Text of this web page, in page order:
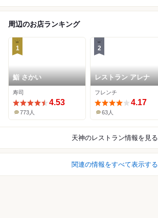
周辺のお店ランキング
1
鮨 さかい
寿司
4.53
773人
2
レストラン アレナ
フレンチ
4.17
63人
天神のレストラン情報を見る
関連の情報をすべて表示する